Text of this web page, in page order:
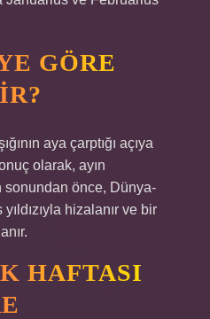
GÖRE
aya çarptığı açıya
olarak, ayın
sonundan önce, Dünya-
hizalanır ve bir
HAFTASI